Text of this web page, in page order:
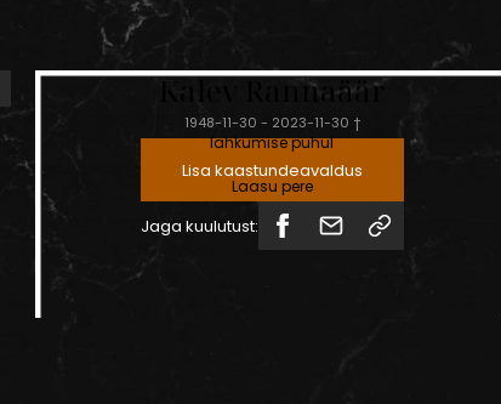
ränk haigus murdis sinu elupuu.
Lea perele lastega venna
KalevRannaäär
1948-11-30 - 2023-11-30 †
lahkumise puhul
Laasu pere
Lisa kaastundeavaldus
Jaga kuulutust: